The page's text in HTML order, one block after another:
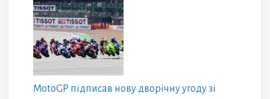
MotoGP підписав нову дворічну угоду зі